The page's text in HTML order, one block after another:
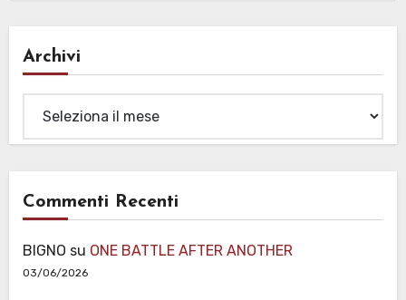
Archivi
Commenti Recenti
BIGNO su ONE BATTLE AFTER ANOTHER
03/06/2026